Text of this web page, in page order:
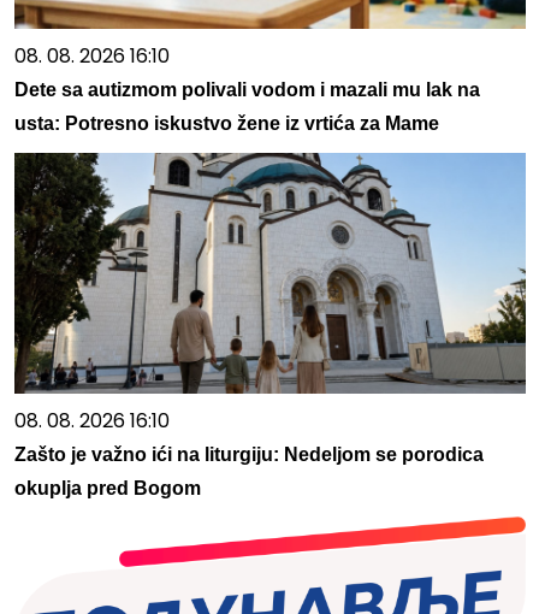
08. 08. 2026 16:10
Dete sa autizmom polivali vodom i mazali mu lak na
usta: Potresno iskustvo žene iz vrtića za Mame
08. 08. 2026 16:10
Zašto je važno ići na liturgiju: Nedeljom se porodica
okuplja pred Bogom